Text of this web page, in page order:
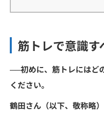
筋トレで意識
──初めに、筋トレにはど
ください。
鶴田さん（以下、敬称略）